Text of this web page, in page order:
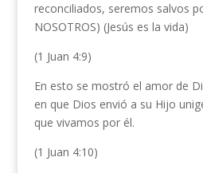
reconciliados, seremos salvos
NOSOTROS) (Jesús es la vida)
(1 Juan 4:9)
En esto se mostró el amor de
en que Dios envió a su Hijo
que vivamos por él.
(1 Juan 4:10)